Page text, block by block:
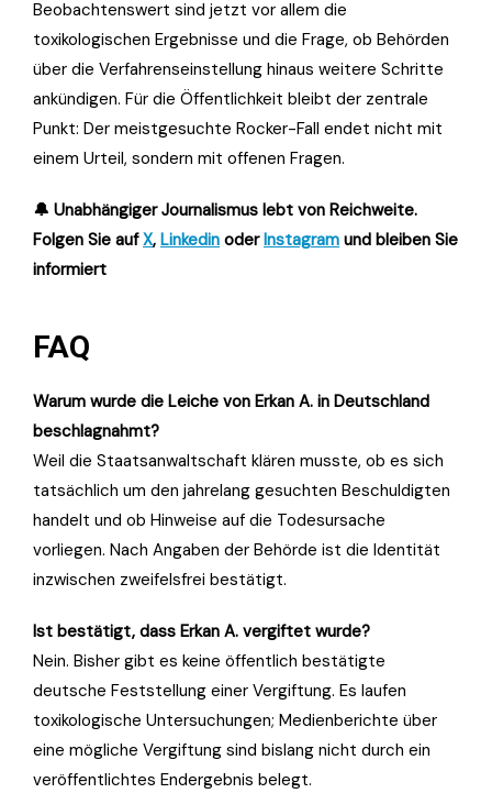
Beobachtenswert sind jetzt vor allem die
toxikologischen Ergebnisse und die Frage, ob Behörden
über die Verfahrenseinstellung hinaus weitere Schritte
ankündigen. Für die Öffentlichkeit bleibt der zentrale
Punkt: Der meistgesuchte Rocker-Fall endet nicht mit
einem Urteil, sondern mit offenen Fragen.
🔔 Unabhängiger Journalismus lebt von Reichweite.
Folgen Sie aufX, Linkedin oderInstagram und bleiben Sie
informiert
FAQ
Warum wurde die Leiche von Erkan A. in Deutschland
beschlagnahmt?
Weil die Staatsanwaltschaft klären musste, ob es sich
tatsächlich um den jahrelang gesuchten Beschuldigten
handelt und ob Hinweise auf die Todesursache
vorliegen. Nach Angaben der Behörde ist die Identität
inzwischen zweifelsfrei bestätigt.
Ist bestätigt, dass Erkan A. vergiftet wurde?
Nein. Bisher gibt es keine öffentlich bestätigte
deutsche Feststellung einer Vergiftung. Es laufen
toxikologische Untersuchungen; Medienberichte über
eine mögliche Vergiftung sind bislang nicht durch ein
veröffentlichtes Endergebnis belegt.